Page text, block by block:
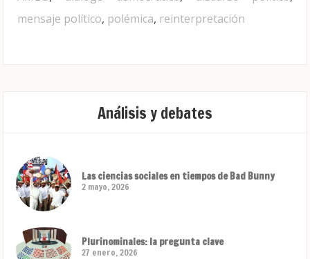
mensaje político, polémica, reinterpretación
Análisis y debates
Las ciencias sociales en tiempos de Bad Bunny
2 mayo, 2026
Plurinominales: la pregunta clave
27 enero, 2026